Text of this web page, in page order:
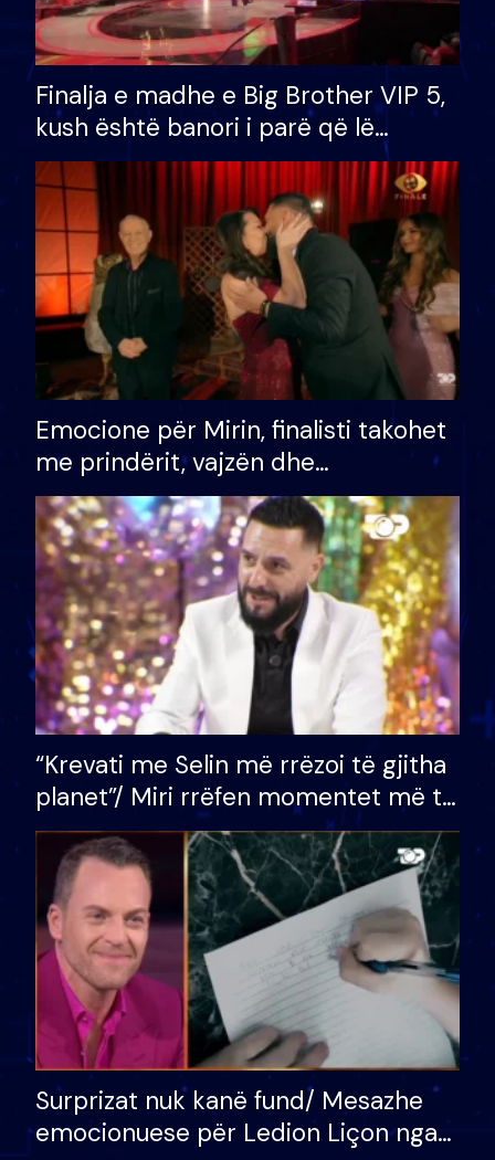
Finalja e madhe e Big Brother VIP 5,
kush është banori i parë që lë
shtëpinë dhe humb mundësinë për
të fituar çmimin e madh
Emocione për Mirin, finalisti takohet
me prindërit, vajzën dhe
bashkëshorten: S’kemi ndonjë letër
divorci apo jo?
“Krevati me Selin më rrëzoi të gjitha
planet”/ Miri rrëfen momentet më të
bukura në shtëpinë e BB VIP: Do më
mungojë zilja e mëngjesit kur…
Surprizat nuk kanë fund/ Mesazhe
emocionuese për Ledion Liçon nga